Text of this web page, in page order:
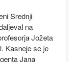
Srednji
na
Jožeta
Kasneje se je
Jana